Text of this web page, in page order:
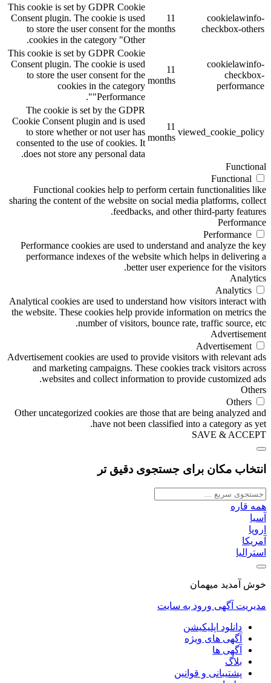
cookielawinfo-
checkbox-others
11
months
This cookie is set by GDPR Cookie
Consent plugin. The cookie is used
to store the user consent for the
cookies in the category "Other.
cookielawinfo-
checkbox-
performance
11
months
This cookie is set by GDPR Cookie
Consent plugin. The cookie is used
to store the user consent for the
cookies in the category
"Performance".
viewed_cookie_policy
11
months
The cookie is set by the GDPR
Cookie Consent plugin and is used
to store whether or not user has
consented to the use of cookies. It
does not store any personal data.
Functional
Functional
Functional cookies help to perform certain functionalities like
sharing the content of the website on social media platforms, collect
feedbacks, and other third-party features.
Performance
Performance
Performance cookies are used to understand and analyze the key
performance indexes of the website which helps in delivering a
better user experience for the visitors.
Analytics
Analytics
Analytical cookies are used to understand how visitors interact with
the website. These cookies help provide information on metrics the
number of visitors, bounce rate, traffic source, etc.
Advertisement
Advertisement
Advertisement cookies are used to provide visitors with relevant ads
and marketing campaigns. These cookies track visitors across
websites and collect information to provide customized ads.
Others
Others
Other uncategorized cookies are those that are being analyzed and
have not been classified into a category as yet.
SAVE & ACCEPT
انتخاب مکان برای جستجوی دقیق تر
همه قاره
آسیا
اروپا
آمریکا
استرالیا
خوش آمدید میهمان
مدیریت آگهی ورود به سایت
دانلود اپلیکیشن
آگهی های ویژه
آگهی ها
بلاگ
پشتیبانی و قوانین